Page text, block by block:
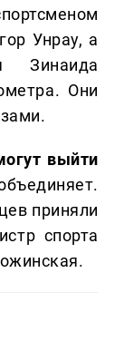
Унрау, а
Зинаида
Они
выйти
приняли
спорта